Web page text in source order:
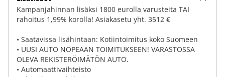
Kampanjahinnan lisäksi 1800 eurolla varusteita TAI
rahoitus 1,99% korolla! Asiakasetu yht. 3512 €
• Saatavissa lisähintaan: Kotiintoimitus koko Suomeen
• UUSI AUTO NOPEAAN TOIMITUKSEEN! VARASTOSSA
OLEVA REKISTERÖIMÄTÖN AUTO.
• Automaattivaihteisto